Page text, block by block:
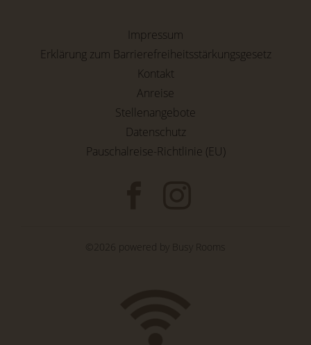
Impressum
Erklärung zum Barrierefreiheitsstärkungsgesetz
Kontakt
Anreise
Stellenangebote
Datenschutz
Pauschalreise-Richtlinie (EU)
©2026 powered by Busy Rooms